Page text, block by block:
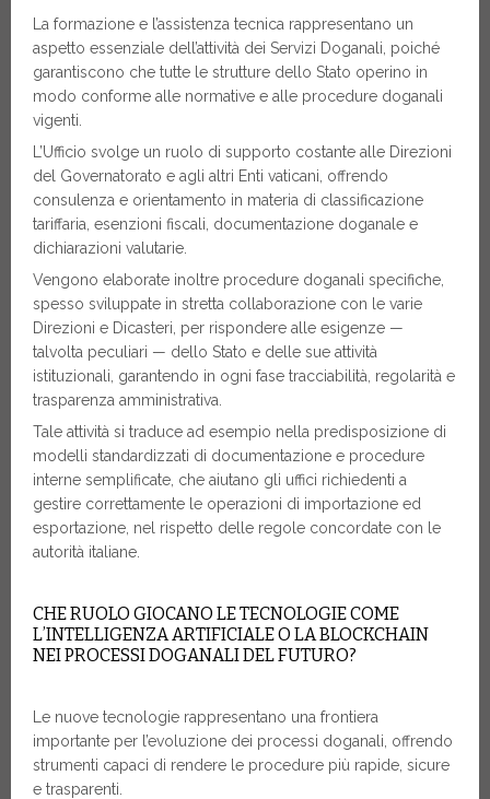
La formazione e l’assistenza tecnica rappresentano un
aspetto essenziale dell’attività dei Servizi Doganali, poiché
garantiscono che tutte le strutture dello Stato operino in
modo conforme alle normative e alle procedure doganali
vigenti.
L’Ufficio svolge un ruolo di supporto costante alle Direzioni
del Governatorato e agli altri Enti vaticani, offrendo
consulenza e orientamento in materia di classificazione
tariffaria, esenzioni fiscali, documentazione doganale e
dichiarazioni valutarie.
Vengono elaborate inoltre procedure doganali specifiche,
spesso sviluppate in stretta collaborazione con le varie
Direzioni e Dicasteri, per rispondere alle esigenze —
talvolta peculiari — dello Stato e delle sue attività
istituzionali, garantendo in ogni fase tracciabilità, regolarità e
trasparenza amministrativa.
Tale attività si traduce ad esempio nella predisposizione di
modelli standardizzati di documentazione e procedure
interne semplificate, che aiutano gli uffici richiedenti a
gestire correttamente le operazioni di importazione ed
esportazione, nel rispetto delle regole concordate con le
autorità italiane.
CHE RUOLO GIOCANO LE TECNOLOGIE COME
L’INTELLIGENZA ARTIFICIALE O LA BLOCKCHAIN
NEI PROCESSI DOGANALI DEL FUTURO?
Le nuove tecnologie rappresentano una frontiera
importante per l’evoluzione dei processi doganali, offrendo
strumenti capaci di rendere le procedure più rapide, sicure
e trasparenti.